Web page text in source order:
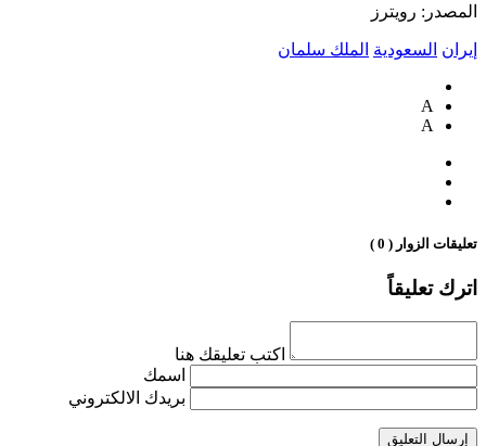
المصدر: رويترز
إيران السعودية الملك سلمان
A
A
تعليقات الزوار ( 0 )
اترك تعليقاً
اكتب تعليقك هنا
اسمك
بريدك الالكتروني